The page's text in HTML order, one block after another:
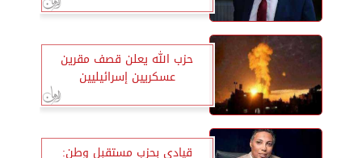
حزب الله يعلن قصف مقرين
عسكريين إسرائيليين
قيادي بحزب مستقبل وطن: